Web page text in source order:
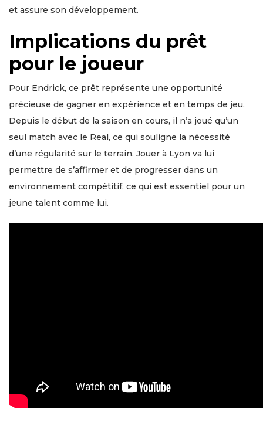
et assure son développement.
Implications du prêt
pour le joueur
Pour Endrick, ce prêt représente une opportunité
précieuse de gagner en expérience et en temps de jeu.
Depuis le début de la saison en cours, il n’a joué qu’un
seul match avec le Real, ce qui souligne la nécessité
d’une régularité sur le terrain. Jouer à Lyon va lui
permettre de s’affirmer et de progresser dans un
environnement compétitif, ce qui est essentiel pour un
jeune talent comme lui.